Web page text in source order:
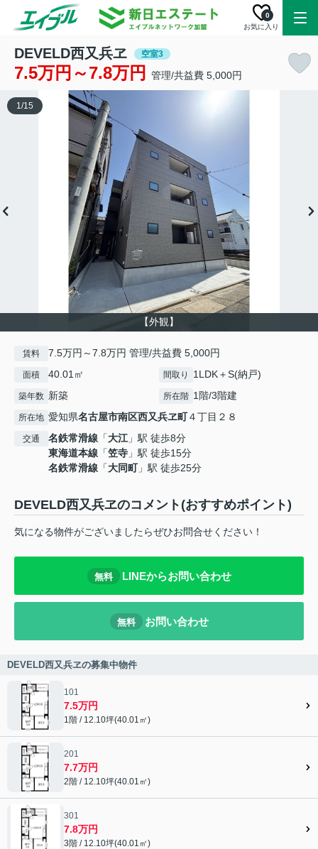
お気に入り
0
DEVELD西又兵ヱ 空室3
7.5万円～7.8万円 管理/共益費 5,000円
【外観】
1/15
賃料 7.5万円～7.8万円 管理/共益費 5,000円
面積 40.01㎡ 間取り 1LDK＋S(納戸)
築年数 新築 所在階 1階/3階建
所在地 愛知県名古屋市南区西又兵ヱ町４丁目２８
交通 名鉄常滑線 「大江」駅 徒歩8分
東海道本線 「笠寺 」駅 徒歩15分
名鉄常滑線 「大同町」駅 徒歩25分
DEVELD西又兵ヱのコメント(おすすめポイント)
気になる物件がございましたらぜひお問合せください！
無料 LINEからお問い合わせ
無料 お問い合わせ
DEVELD西又兵ヱの募集中物件
101
7.5万円
1階 / 12.10坪(40.01㎡)
201
7.7万円
2階 / 12.10坪(40.01㎡)
301
7.8万円
3階 / 12.10坪(40.01㎡)